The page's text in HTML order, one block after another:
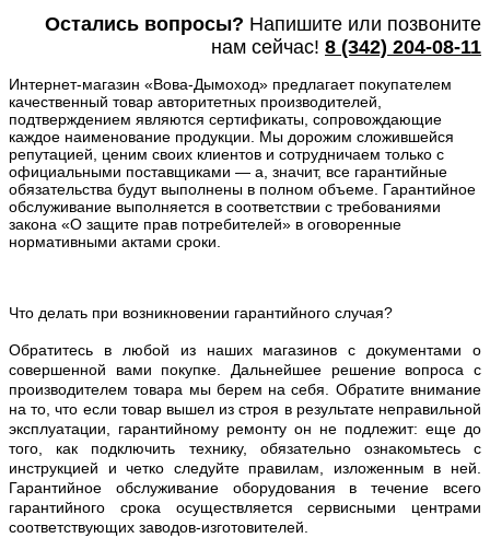
Остались вопросы? Напишите или позвоните
нам сейчас! 8 (342) 204-08-11
Интернет-магазин «Вова-Дымоход» предлагает покупателем
качественный товар авторитетных производителей,
подтверждением являются сертификаты, сопровождающие
каждое наименование продукции. Мы дорожим сложившейся
репутацией, ценим своих клиентов и сотрудничаем только с
официальными поставщиками — а, значит, все гарантийные
обязательства будут выполнены в полном объеме. Гарантийное
обслуживание выполняется в соответствии с требованиями
закона «О защите прав потребителей» в оговоренные
нормативными актами сроки.
Что делать при возникновении гарантийного случая?
Обратитесь в любой из наших магазинов с документами о
совершенной вами покупке. Дальнейшее решение вопроса с
производителем товара мы берем на себя. Обратите внимание
на то, что если товар вышел из строя в результате неправильной
эксплуатации, гарантийному ремонту он не подлежит: еще до
того, как подключить технику, обязательно ознакомьтесь с
инструкцией и четко следуйте правилам, изложенным в ней.
Гарантийное обслуживание оборудования в течение всего
гарантийного срока осуществляется сервисными центрами
соответствующих заводов-изготовителей.